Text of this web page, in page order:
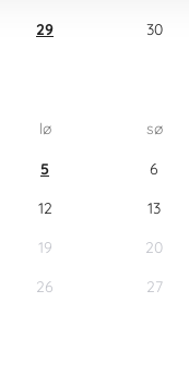
29
30
lø
sø
5
6
12
13
19
20
26
27